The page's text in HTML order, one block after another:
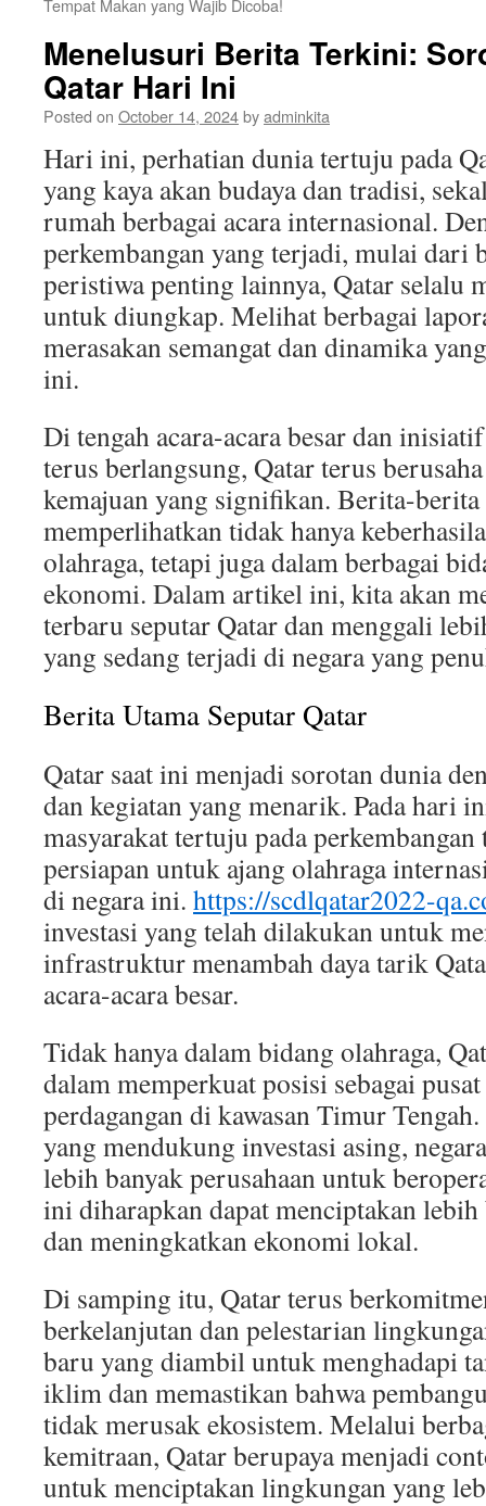
Tempat Makan yang Wajib Dicoba!
Menelusuri Berita Terkini:
Qatar Hari Ini
Posted on October 14, 2024byadminkita
Hari ini, perhatian dunia tertuju pada
yang kaya akan budaya dan tradisi,
rumah berbagai acara internasional.
perkembangan yang terjadi, mulai dari
peristiwa penting lainnya, Qatar selalu
untuk diungkap. Melihat berbagai
merasakan semangat dan dinamika
ini.
Di tengah acara-acara besar dan
terus berlangsung, Qatar terus
kemajuan yang signifikan. Berita-
memperlihatkan tidak hanya
olahraga, tetapi juga dalam berbagai
ekonomi. Dalam artikel ini, kita akan
terbaru seputar Qatar dan menggali
yang sedang terjadi di negara yang
Berita Utama Seputar Qatar
Qatar saat ini menjadi sorotan dunia
dan kegiatan yang menarik. Pada hari
masyarakat tertuju pada
persiapan untuk ajang olahraga
di negara ini. https://scdlqatar2022-
investasi yang telah dilakukan untuk
infrastruktur menambah daya tarik
acara-acara besar.
Tidak hanya dalam bidang olahraga,
dalam memperkuat posisi sebagai
perdagangan di kawasan Timur
yang mendukung investasi asing,
lebih banyak perusahaan untuk
ini diharapkan dapat menciptakan lebih
dan meningkatkan ekonomi lokal.
Di samping itu, Qatar terus
berkelanjutan dan pelestarian
baru yang diambil untuk menghadapi
iklim dan memastikan bahwa
tidak merusak ekosistem. Melalui
kemitraan, Qatar berupaya menjadi
untuk menciptakan lingkungan yang